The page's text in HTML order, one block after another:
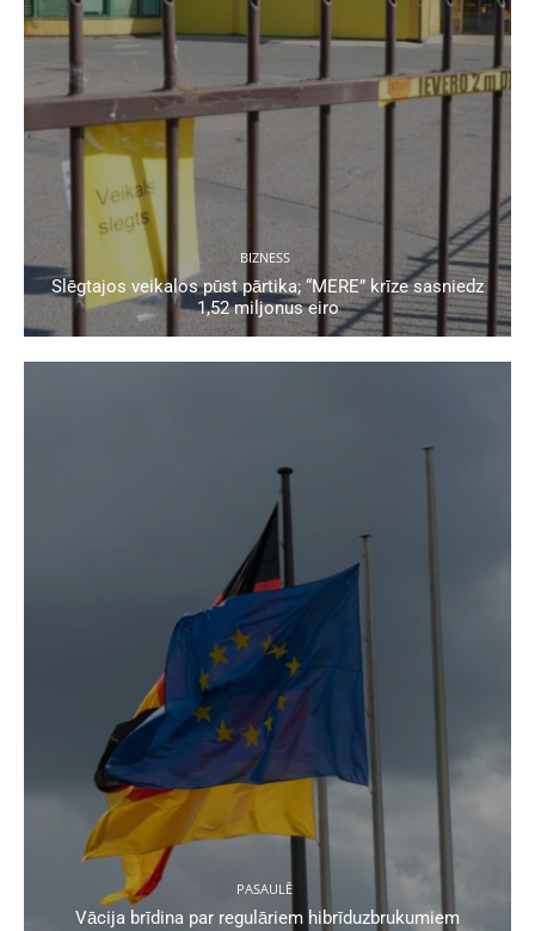
BIZNESS
Slēgtajos veikalos pūst pārtika; “MERE” krīze sasniedz
1,52 miljonus eiro
PASAULĒ
Vācija brīdina par regulāriem hibrīduzbrukumiem